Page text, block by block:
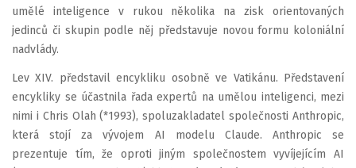
umělé inteligence v rukou několika na zisk orientovaných
jedinců či skupin podle něj představuje novou formu koloniální
nadvlády.
Lev XIV. představil encykliku osobně ve Vatikánu. Představení
encykliky se účastnila řada expertů na umělou inteligenci, mezi
nimi i Chris Olah (*1993), spoluzakladatel společnosti Anthropic,
která stojí za vývojem AI modelu Claude. Anthropic se
prezentuje tím, že oproti jiným společnostem vyvíjejícím AI